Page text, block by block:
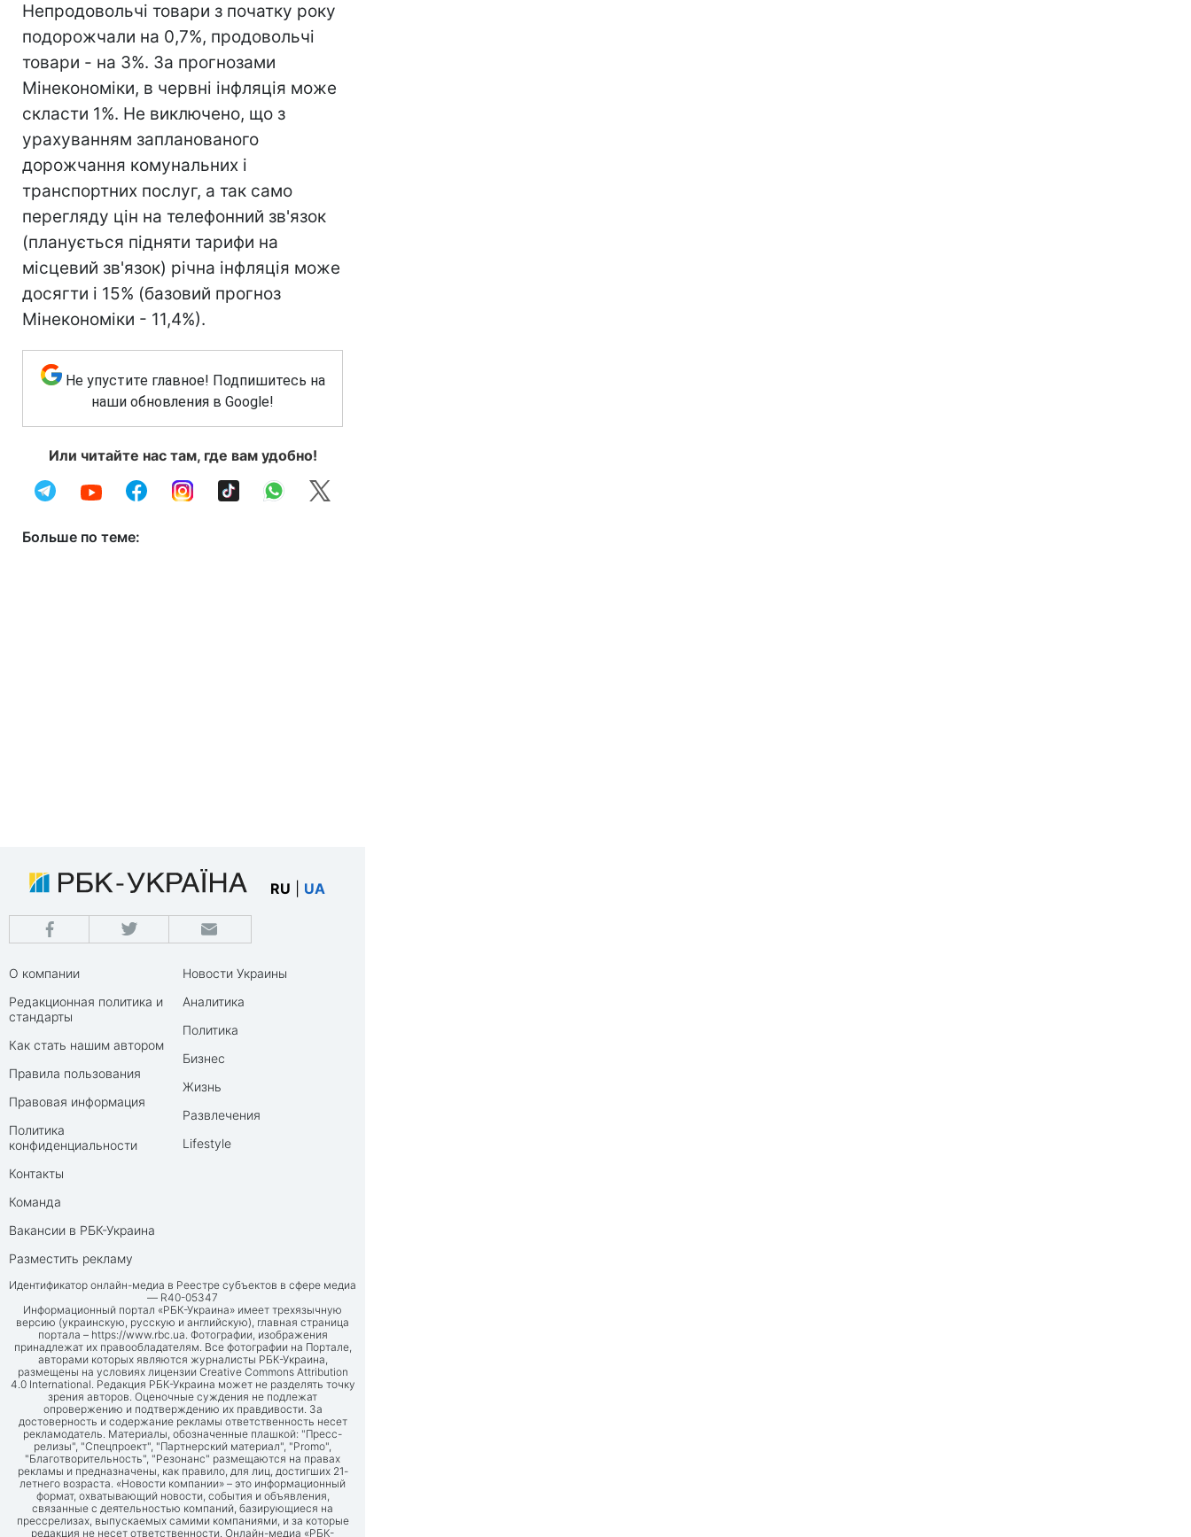
Непродовольчі товари з початку року
подорожчали на 0,7%, продовольчі
товари - на 3%. За прогнозами
Мінекономіки, в червні інфляція може
скласти 1%. Не виключено, що з
урахуванням запланованого
дорожчання комунальних і
транспортних послуг, а так само
перегляду цін на телефонний зв'язок
(планується підняти тарифи на
місцевий зв'язок) річна інфляція може
досягти і 15% (базовий прогноз
Мінекономіки - 11,4%).
Не упустите главное! Подпишитесь на
наши обновления в Google!
Или читайте нас там, где вам удобно!
Больше по теме:
RU UA
О компании
Редакционная политика и
стандарты
Как стать нашим автором
Правила пользования
Правовая информация
Политика
конфиденциальности
Контакты
Команда
Вакансии в РБК-Украина
Разместить рекламу
Новости Украины
Аналитика
Политика
Бизнес
Жизнь
Развлечения
Lifestyle
Идентификатор онлайн-медиа в Реестре субъектов в сфере медиа
— R40-05347
Информационный портал «РБК-Украина» имеет трехязычную
версию (украинскую, русскую и английскую), главная страница
портала – https://www.rbc.ua. Фотографии, изображения
принадлежат их правообладателям. Все фотографии на Портале,
авторами которых являются журналисты РБК-Украина,
размещены на условиях лицензии Creative Commons Attribution
4.0 International. Редакция РБК-Украина может не разделять точку
зрения авторов. Оценочные суждения не подлежат
опровержению и подтверждению их правдивости. За
достоверность и содержание рекламы ответственность несет
рекламодатель. Материалы, обозначенные плашкой: "Пресс-
релизы", "Спецпроект", "Партнерский материал", "Promo",
"Благотворительность", "Резонанс" размещаются на правах
рекламы и предназначены, как правило, для лиц, достигших 21-
летнего возраста. «Новости компании» – это информационный
формат, охватывающий новости, события и объявления,
связанные с деятельностью компаний, базирующиеся на
прессрелизах, выпускаемых самими компаниями, и за которые
редакция не несет ответственности. Онлайн-медиа «РБК-